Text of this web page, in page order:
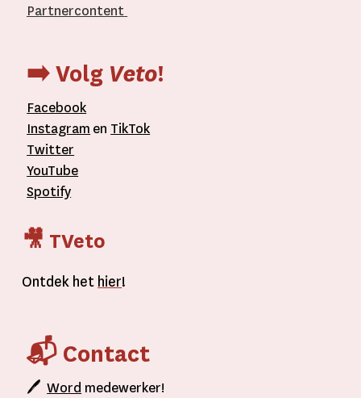
Partnercontent
➡️ Volg Veto!
Facebook
Instagram en TikTok
Twitter
YouTube
Spotify
🎥 TVeto
Ontdek het hier!
📬 Contact
🖊Word medewerker!